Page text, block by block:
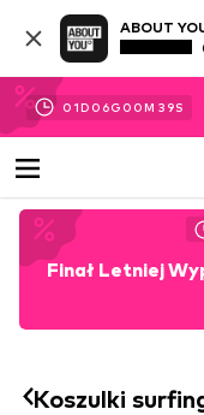
ABOUT
01D 06G 00M 36S
Finał Letniej
Koszulki